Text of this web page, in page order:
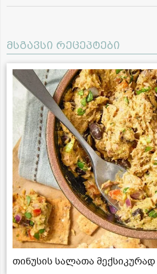
მსგავსი რეცეპტები
თინუსის სალათა მექსიკურად